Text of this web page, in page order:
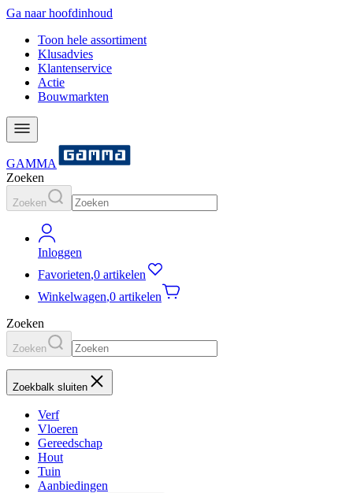
Ga naar hoofdinhoud
Toon hele assortiment
Klusadvies
Klantenservice
Actie
Bouwmarkten
GAMMA
Zoeken
Zoeken
Inloggen
Favorieten,0 artikelen
Winkelwagen,0 artikelen
Zoeken
Zoeken
Zoekbalk sluiten
Verf
Vloeren
Gereedschap
Hout
Tuin
Aanbiedingen